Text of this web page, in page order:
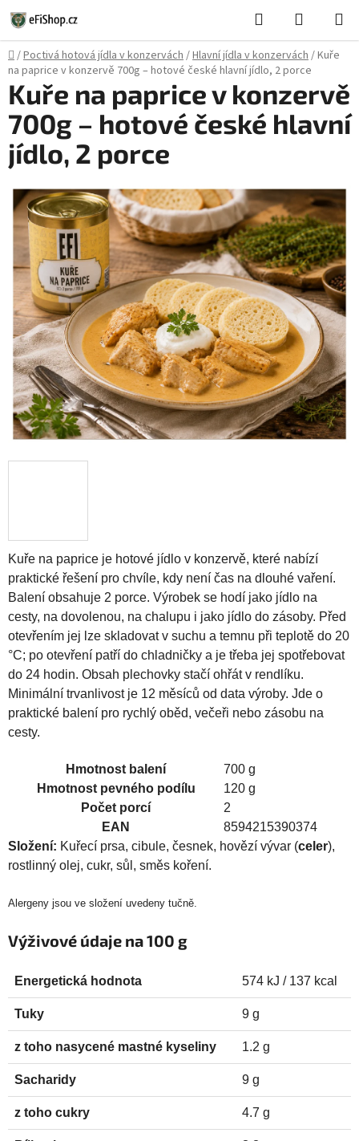
Přejít
na
obsah
Hledat
KOŠÍK
Domů
/Poctivá hotová jídla v konzervách/Hlavní jídla v konzervách/Kuře
na paprice v konzervě 700g – hotové české hlavní jídlo, 2 porce
Kuře na paprice je hotové jídlo v konzervě, které nabízí
praktické řešení pro chvíle, kdy není čas na dlouhé vaření.
Balení obsahuje 2 porce. Výrobek se hodí jako jídlo na
cesty, na dovolenou, na chalupu i jako jídlo do zásoby. Před
otevřením jej lze skladovat v suchu a temnu při teplotě do 20
°C; po otevření patří do chladničky a je třeba jej spotřebovat
do 24 hodin. Obsah plechovky stačí ohřát v rendlíku.
Minimální trvanlivost je 12 měsíců od data výroby. Jde o
praktické balení pro rychlý oběd, večeři nebo zásobu na
cesty.
Hmotnost balení
700 g
Hmotnost pevného podílu
120 g
Počet porcí
2
EAN
8594215390374
Složení: Kuřecí prsa, cibule, česnek, hovězí vývar (celer),
rostlinný olej, cukr, sůl, směs koření.
Alergeny jsou ve složení uvedeny tučně.
Výživové údaje na 100 g
Energetická hodnota 574 kJ / 137 kcal
Tuky 9 g
z toho nasycené mastné kyseliny 1.2 g
Sacharidy 9 g
z toho cukry 4.7 g
Kuře na paprice v konzervě
700g – hotové české hlavní
jídlo, 2 porce